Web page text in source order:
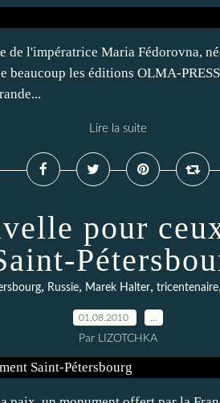
de l'impératrice Maria Fédorovna,
beaucoup les éditions OLMA-
Lire la suite
pour
, Russie, Marek Halter, tricentenaire
01.08.2010
Par LIZOTCHKA